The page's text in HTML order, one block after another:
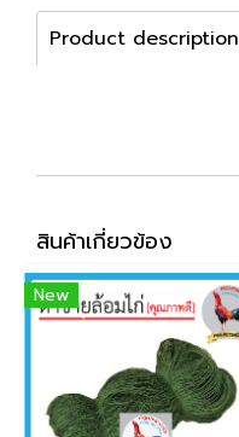
Product description
สินค้าเกี่ยวข้อง
New